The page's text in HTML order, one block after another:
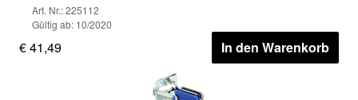
Art. Nr.: 225112
Gültig ab: 10/2020
€ 41,49 In den Warenkorb